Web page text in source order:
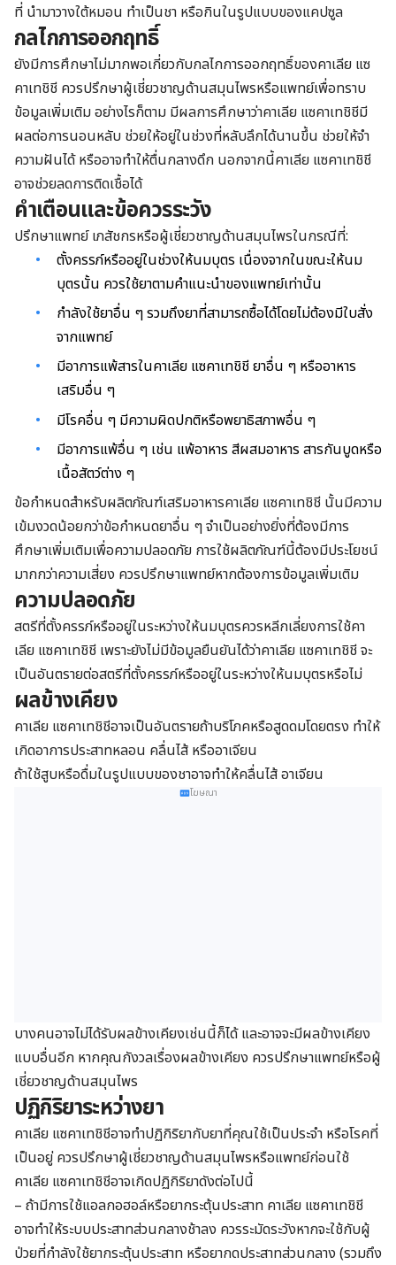
ที่ นำมาวางใต้หมอน ทำเป็นชา หรือกินในรูปแบบของแคปซูล
กลไกการออกฤทธิ์
ยังมีการศึกษาไม่มากพอเกี่ยวกับกลไกการออกฤทธิ์ของคาเลีย แซ
คาเทชิชี ควรปรึกษาผู้เชี่ยวชาญด้านสมุนไพรหรือแพทย์เพื่อทราบ
ข้อมูลเพิ่มเติม อย่างไรก็ตาม มีผลการศึกษาว่าคาเลีย แซคาเทชิชีมี
ผลต่อการนอนหลับ ช่วยให้อยู่ในช่วงที่หลับลึกได้นานขึ้น ช่วยให้จำ
ความฝันได้ หรืออาจทำให้ตื่นกลางดึก นอกจากนี้คาเลีย แซคาเทชิชี
อาจช่วยลดการติดเชื้อได้
คำเตือนและข้อควรระวัง
ปรึกษาแพทย์ เภสัชกรหรือผู้เชี่ยวชาญด้านสมุนไพรในกรณีที่:
ตั้งครรภ์หรืออยู่ในช่วงให้นมบุตร เนื่องจากในขณะให้นม
บุตรนั้น ควรใช้ยาตามคำแนะนำของแพทย์เท่านั้น
กำลังใช้ยาอื่น ๆ รวมถึงยาที่สามารถซื้อได้โดยไม่ต้องมีใบสั่ง
จากแพทย์
มีอาการแพ้สารในคาเลีย แซคาเทชิชี ยาอื่น ๆ หรืออาหาร
เสริมอื่น ๆ
มีโรคอื่น ๆ มีความผิดปกติหรือพยาธิสภาพอื่น ๆ
มีอาการแพ้อื่น ๆ เช่น แพ้อาหาร สีผสมอาหาร สารกันบูดหรือ
เนื้อสัตว์ต่าง ๆ
ข้อกำหนดสำหรับผลิตภัณฑ์เสริมอาหารคาเลีย แซคาเทชิชี นั้นมีความ
เข้มงวดน้อยกว่าข้อกำหนดยาอื่น ๆ จำเป็นอย่างยิ่งที่ต้องมีการ
ศึกษาเพิ่มเติมเพื่อความปลอดภัย การใช้ผลิตภัณฑ์นี้ต้องมีประโยชน์
มากกว่าความเสี่ยง ควรปรึกษาแพทย์หากต้องการข้อมูลเพิ่มเติม
ความปลอดภัย
สตรีที่ตั้งครรภ์หรืออยู่ในระหว่างให้นมบุตรควรหลีกเลี่ยงการใช้คา
เลีย แซคาเทชิชี เพราะยังไม่มีข้อมูลยืนยันได้ว่าคาเลีย แซคาเทชิชี จะ
เป็นอันตรายต่อสตรีที่ตั้งครรภ์หรืออยู่ในระหว่างให้นมบุตรหรือไม่
ผลข้างเคียง
คาเลีย แซคาเทชิชีอาจเป็นอันตรายถ้าบริโภคหรือสูดดมโดยตรง ทำให้
เกิดอาการประสาทหลอน คลื่นไส้ หรืออาเจียน
ถ้าใช้สูบหรือดื่มในรูปแบบของชาอาจทำให้คลื่นไส้ อาเจียน
โฆษณา
บางคนอาจไม่ได้รับผลข้างเคียงเช่นนี้ก็ได้ และอาจจะมีผลข้างเคียง
แบบอื่นอีก หากคุณกังวลเรื่องผลข้างเคียง ควรปรึกษาแพทย์หรือผู้
เชี่ยวชาญด้านสมุนไพร
ปฏิกิริยาระหว่างยา
คาเลีย แซคาเทชิชีอาจทำปฏิกิริยากับยาที่คุณใช้เป็นประจำ หรือโรคที่
เป็นอยู่ ควรปรึกษาผู้เชี่ยวชาญด้านสมุนไพรหรือแพทย์ก่อนใช้
คาเลีย แซคาเทชิชีอาจเกิดปฏิกิริยาดังต่อไปนี้
– ถ้ามีการใช้แอลกอฮอล์หรือยากระตุ้นประสาท คาเลีย แซคาเทชิชี
อาจทำให้ระบบประสาทส่วนกลางช้าลง ควรระมัดระวังหากจะใช้กับผู้
ป่วยที่กำลังใช้ยากระตุ้นประสาท หรือยากดประสาทส่วนกลาง (รวมถึง